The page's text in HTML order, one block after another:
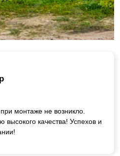
монтаже не возникло.
качества! Успехов и